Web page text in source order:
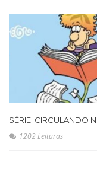
SÉRIE: CIRCULANDO
1202 Leituras